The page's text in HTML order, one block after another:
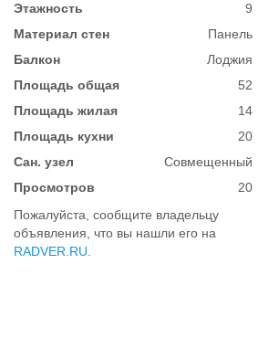
Этажность
9
Материал стен
Панель
Балкон
Лоджия
Площадь общая
52
Площадь жилая
14
Площадь кухни
20
Сан. узел
Совмещенный
Просмотров
20
Пожалуйста, сообщите владельцу
объявления, что вы нашли его на
RADVER.RU